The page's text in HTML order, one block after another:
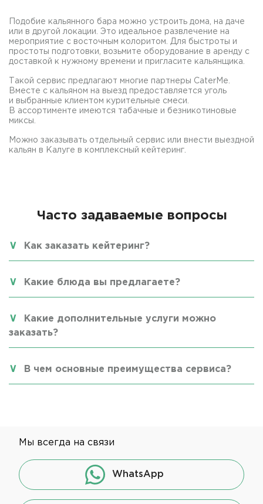
Подобие кальянного бара можно устроить дома, на даче
или в другой локации. Это идеальное развлечение на
мероприятие с восточным колоритом. Для быстроты и
простоты подготовки, возьмите оборудование в аренду с
доставкой к нужному времени и пригласите кальянщика.
Такой сервис предлагают многие партнеры CaterMe.
Вместе с кальяном на выезд предоставляется уголь
и выбранные клиентом курительные смеси.
В ассортименте имеются табачные и безникотиновые
миксы.
Можно заказывать отдельный сервис или внести выездной
кальян в Калуге в комплексный кейтеринг.
Часто задаваемые вопросы
Как заказать кейтеринг?
Какие блюда вы предлагаете?
Какие дополнительные услуги можно
заказать?
В чем основные преимущества сервиса?
Мы всегда на связи
WhatsApp